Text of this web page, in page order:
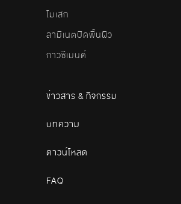
โมเสก
ลามิเนตปิดพื้นผิว
กาวซีเมนต์
ข่าวสาร & กิจกรรม
บทความ
ดาวน์โหลด
FAQ